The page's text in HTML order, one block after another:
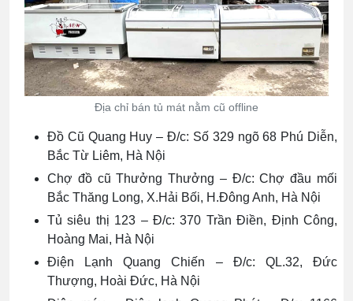
Địa chỉ bán tủ mát nằm cũ offline
Đồ Cũ Quang Huy – Đ/c: Số 329 ngõ 68 Phú Diễn,
Bắc Từ Liêm, Hà Nội
Chợ đồ cũ Thưởng Thưởng – Đ/c: Chợ đầu mối
Bắc Thăng Long, X.Hải Bối, H.Đông Anh, Hà Nội
Tủ siêu thị 123 – Đ/c: 370 Trần Điền, Định Công,
Hoàng Mai, Hà Nội
Điện Lạnh Quang Chiến – Đ/c: QL.32, Đức
Thượng, Hoài Đức, Hà Nội